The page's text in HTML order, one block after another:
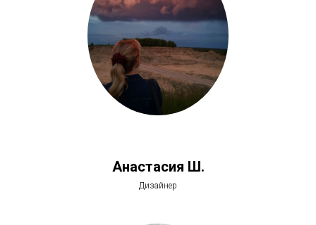
Анастасия Ш.
Дизайнер